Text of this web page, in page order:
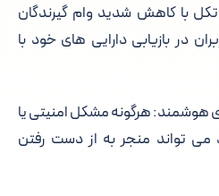
با کاهش شدید وام گیرندگان
در بازیابی دارایی های خود با
هوشمند: هرگونه مشکل امنیتی یا
می تواند منجر به از دست رفتن